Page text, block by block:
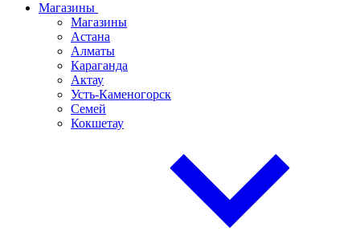
Магазины
Магазины
Астана
Алматы
Караганда
Актау
Усть-Каменогорск
Семей
Кокшетау